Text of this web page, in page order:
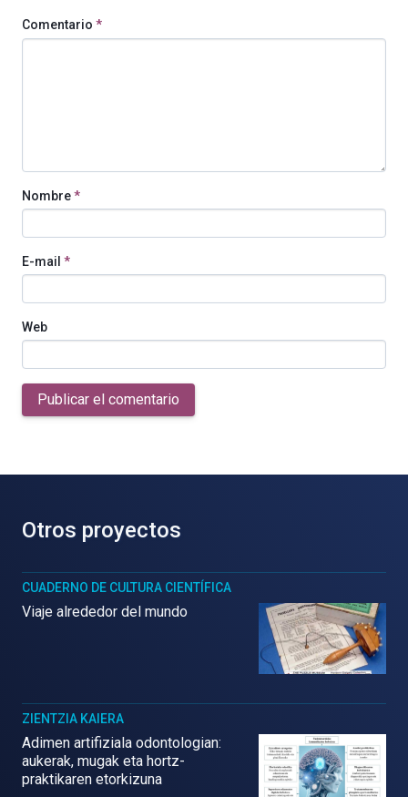
Comentario *
Nombre*
E-mail *
Web
Publicar el comentario
Otros proyectos
CUADERNO DE CULTURA CIENTÍFICA
Viaje alrededor del mundo
ZIENTZIA KAIERA
Adimen artifiziala odontologian:
aukerak, mugak eta hortz-
praktikaren etorkizuna